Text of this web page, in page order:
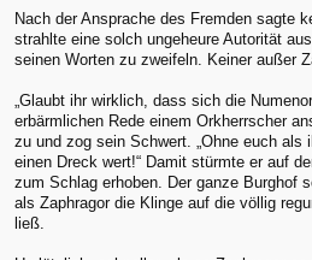
Nach der Ansprache des Fremden sagte
strahlte eine solch ungeheure Autorität
seinen Worten zu zweifeln. Keiner außer
„Glaubt ihr wirklich, dass sich die
erbärmlichen Rede einem Orkherrscher
zu und zog sein Schwert. „Ohne euch als
einen Dreck wert!“ Damit stürmte er auf
zum Schlag erhoben. Der ganze Burghof
als Zaphragor die Klinge auf die völlig
ließ.